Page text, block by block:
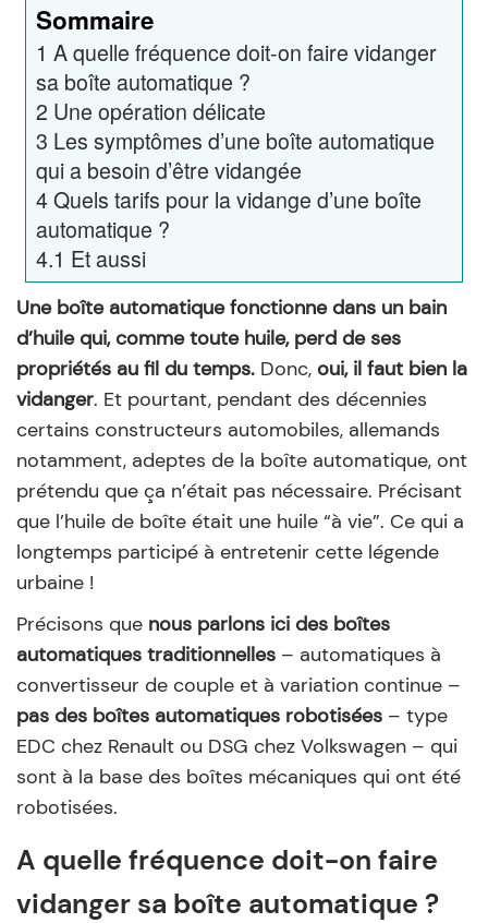
Sommaire
1 A quelle fréquence doit-on faire vidanger
sa boîte automatique ?
2 Une opération délicate
3 Les symptômes d’une boîte automatique
qui a besoin d’être vidangée
4Quels tarifs pour la vidange d’une boîte
automatique ?
4.1 Et aussi
Une boîte automatique fonctionne dans un bain
d’huile qui, comme toute huile, perd de ses
propriétés au fil du temps. Donc, oui, il faut bien la
vidanger. Et pourtant, pendant des décennies
certains constructeurs automobiles, allemands
notamment, adeptes de la boîte automatique, ont
prétendu que ça n’était pas nécessaire. Précisant
que l’huile de boîte était une huile “à vie”. Ce qui a
longtemps participé à entretenir cette légende
urbaine !
Précisons que nous parlons ici des boîtes
automatiques traditionnelles – automatiques à
convertisseur de couple et à variation continue –
pas des boîtes automatiques robotisées – type
EDC chez Renault ou DSG chez Volkswagen – qui
sont à la base des boîtes mécaniques qui ont été
robotisées.
A quelle fréquence doit-on faire
vidanger sa boîte automatique ?